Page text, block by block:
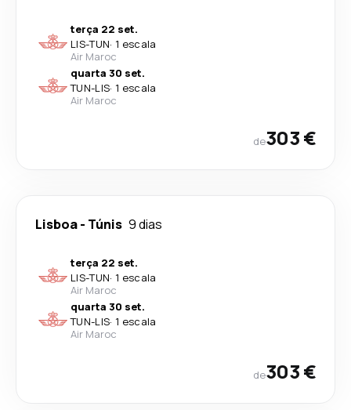
terça 22 set.
LIS-TUN· 1 escala
Air Maroc
quarta 30 set.
TUN-LIS· 1 escala
Air Maroc
de303 €
Lisboa- Túnis 9 dias
terça 22 set.
LIS-TUN· 1 escala
Air Maroc
quarta 30 set.
TUN-LIS· 1 escala
Air Maroc
de303 €